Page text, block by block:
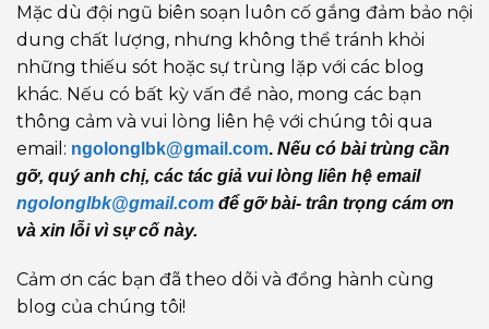
Mặc dù đội ngũ biên soạn luôn cố gắng đảm bảo nội
dung chất lượng, nhưng không thể tránh khỏi
những thiếu sót hoặc sự trùng lặp với các blog
khác. Nếu có bất kỳ vấn đề nào, mong các bạn
thông cảm và vui lòng liên hệ với chúng tôi qua
email: ngolonglbk@gmail.com. Nếu có bài trùng cần
gỡ, quý anh chị, các tác giả vui lòng liên hệ email
ngolonglbk@gmail.com để gỡ bài- trân trọng cám ơn
và xin lỗi vì sự cố này.
Cảm ơn các bạn đã theo dõi và đồng hành cùng
blog của chúng tôi!